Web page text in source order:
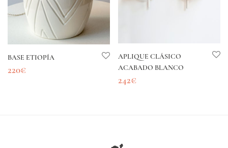
BASE ETIOPÍA
220€
APLIQUE CLÁSICO
ACABADO BLANCO
242€